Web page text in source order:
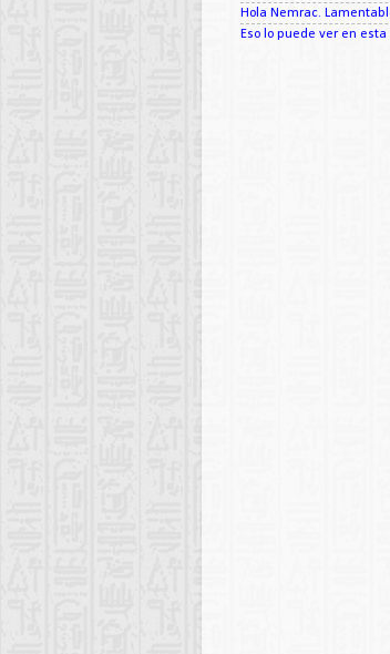
Hola Nemrac.
Eso lo puede ver en